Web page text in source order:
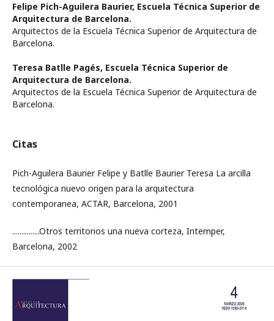
Felipe Pich-Aguilera Baurier, Escuela Técnica Superior de
Arquitectura de Barcelona.
Arquitectos de la Escuela Técnica Superior de Arquitectura de
Barcelona.
Teresa Batlle Pagés, Escuela Técnica Superior de
Arquitectura de Barcelona.
Arquitectos de la Escuela Técnica Superior de Arquitectura de
Barcelona.
Citas
Pich-Aguilera Baurier Felipe y Batlle Baurier Teresa La arcilla
tecnológica nuevo origen para la arquitectura
contemporanea, ACTAR, Barcelona, 2001
...............Otros territorios una nueva corteza, Intemper,
Barcelona, 2002